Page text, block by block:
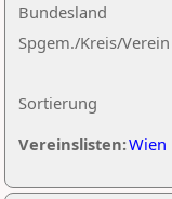
Sortierung
Bundesland
Spgem./Kreis/Verein
Vereinslisten:Wien